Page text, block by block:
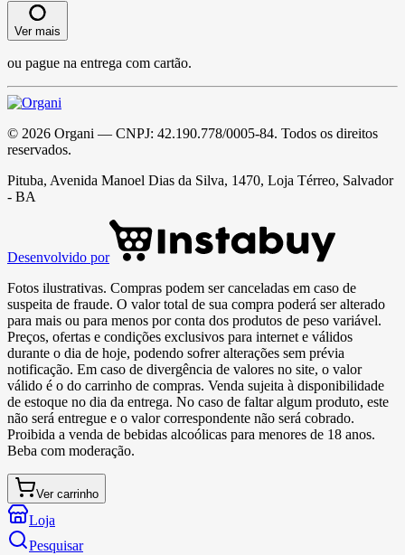
Ver mais
ou pague na entrega com cartão.
© 2026 Organi — CNPJ: 42.190.778/0005-84. Todos os direitos
reservados.
Pituba, Avenida Manoel Dias da Silva, 1470, Loja Térreo, Salvador
- BA
Desenvolvido por
Fotos ilustrativas. Compras podem ser canceladas em caso de
suspeita de fraude. O valor total de sua compra poderá ser alterado
para mais ou para menos por conta dos produtos de peso variável.
Preços, ofertas e condições exclusivos para internet e válidos
durante o dia de hoje, podendo sofrer alterações sem prévia
notificação. Em caso de divergência de valores no site, o valor
válido é o do carrinho de compras. Venda sujeita à disponibilidade
de estoque no dia da entrega. No caso de faltar algum produto, este
não será entregue e o valor correspondente não será cobrado.
Proibida a venda de bebidas alcoólicas para menores de 18 anos.
Beba com moderação.
Ver carrinho
Loja
Pesquisar